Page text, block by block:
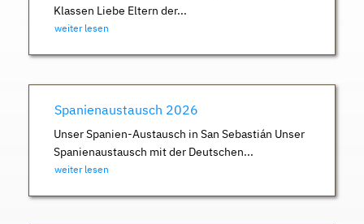
Klassen Liebe Eltern der...
weiter lesen
Spanienaustausch 2026
Unser Spanien-Austausch in San Sebastián Unser
Spanienaustausch mit der Deutschen...
weiter lesen